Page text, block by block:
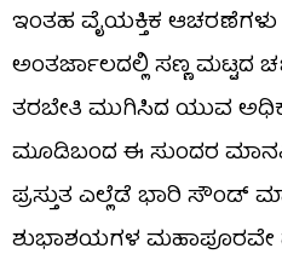
ಇಂತಹ ವೈಯಕ್ತಿಕ ಆಚರಣೆಗಳು
ಅಂತರ್ಜಾಲದಲ್ಲಿ ಸಣ್ಣ ಮಟ್ಟದ
ತರಬೇತಿ ಮುಗಿಸಿದ ಯುವ
ಮೂಡಿಬಂದ ಈ ಸುಂದರ
ಪ್ರಸ್ತುತ ಎಲ್ಲೆಡೆ ಭಾರಿ ಸೌಂಡ್
ಶುಭಾಶಯಗಳ ಮಹಾಪೂರವೇ